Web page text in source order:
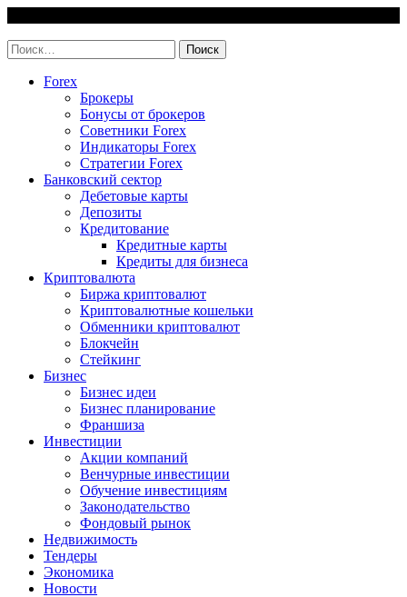
content
Найти:
Forex
Брокеры
Бонусы от брокеров
Советники Forex
Индикаторы Forex
Стратегии Forex
Банковский сектор
Дебетовые карты
Депозиты
Кредитование
Кредитные карты
Кредиты для бизнеса
Криптовалюта
Биржа криптовалют
Криптовалютные кошельки
Обменники криптовалют
Блокчейн
Стейкинг
Бизнес
Бизнес идеи
Бизнес планирование
Франшиза
Инвестиции
Акции компаний
Венчурные инвестиции
Обучение инвестициям
Законодательство
Фондовый рынок
Недвижимость
Тендеры
Экономика
Новости